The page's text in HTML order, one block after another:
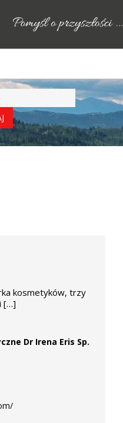
kosmetyków, trzy
[…]
Dr Irena Eris Sp.